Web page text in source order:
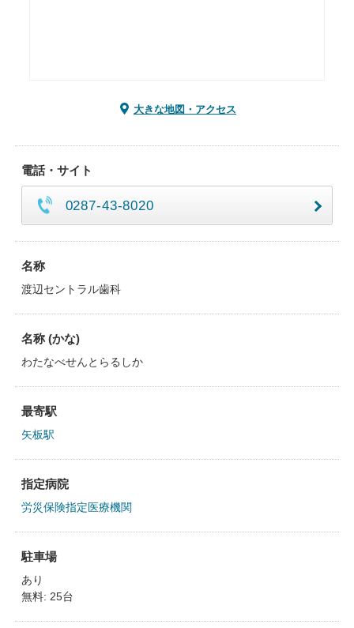
大きな地図・アクセス
電話・サイト
0287-43-8020
名称
渡辺セントラル歯科
名称 (かな)
わたなべせんとらるしか
最寄駅
矢板駅
指定病院
労災保険指定医療機関
駐車場
あり
無料: 25台